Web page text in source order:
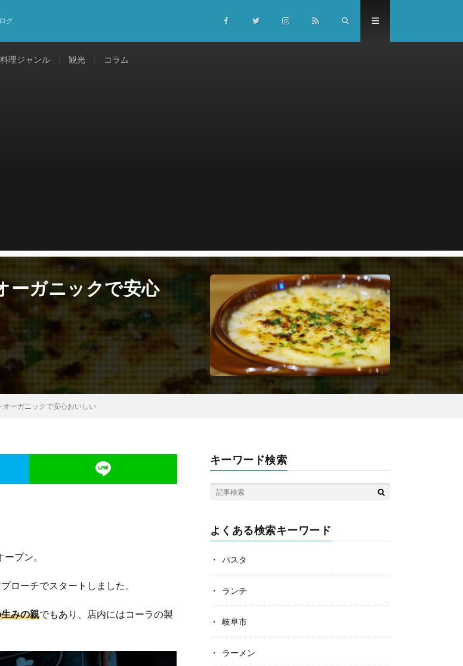
グ
料理ジャンル 観光 コラム
ーガニックで安心
オーガニックで安心おいしい
プン。
ローチでスタートしました。
みの親でもあり、店内にはコーラの製
キーワード検索
よくある検索キーワード
パスタ
ランチ
岐阜市
ラーメン